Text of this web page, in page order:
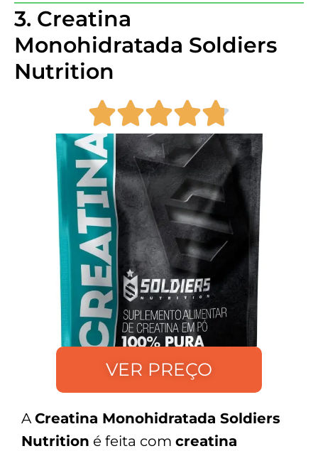
3. Creatina
Monohidratada Soldiers
Nutrition
VER PREÇO
ACreatina Monohidratada Soldiers
Nutrition é feita com creatina